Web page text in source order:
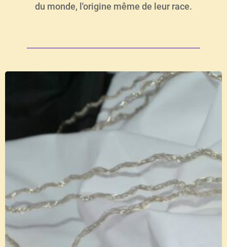
du monde, l'origine même de leur race.